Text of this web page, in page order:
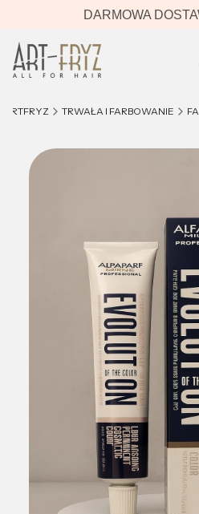
DARMOWA
ARTFRYZ TRWAŁA I FARBOWANIE